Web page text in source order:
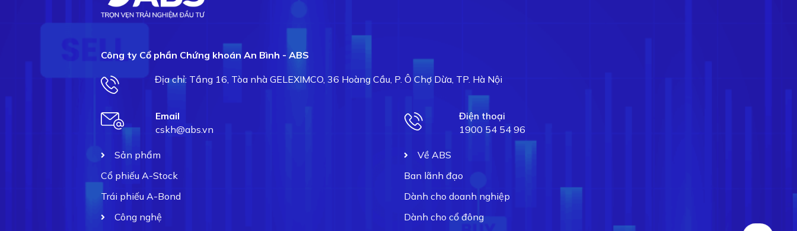
Công ty Cổ phần Chứng khoán An Bình - ABS
Địa chỉ: Tầng 16, Tòa nhà GELEXIMCO, 36 Hoàng Cầu, P. Ô Chợ Dừa, TP. Hà Nội
Email
cskh@abs.vn
Điện thoại
1900 54 54 96
Sản phẩm
Cổ phiếu A-Stock
Trái phiếu A-Bond
Công nghệ
Về ABS
Ban lãnh đạo
Dành cho doanh nghiệp
Dành cho cổ đông